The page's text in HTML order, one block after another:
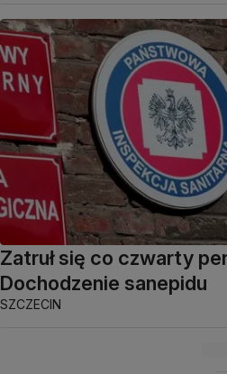
Zatruł się co czwarty
Dochodzenie sanepidu
SZCZECIN